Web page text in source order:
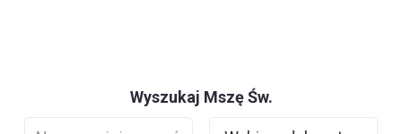
Wyszukaj Mszę Św.